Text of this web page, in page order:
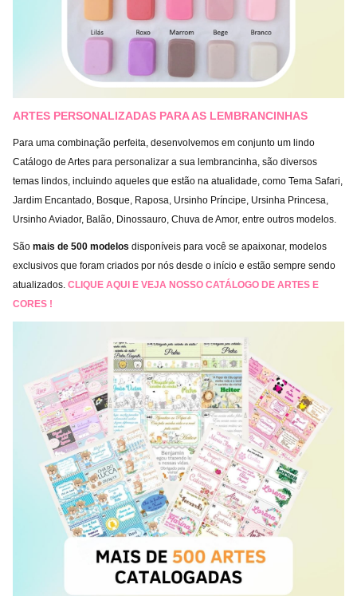
ARTES PERSONALIZADAS PARA AS LEMBRANCINHAS
Para uma combinação perfeita, desenvolvemos em conjunto um lindo
Catálogo de Artes para personalizar a sua lembrancinha, são diversos
temas lindos, incluindo aqueles que estão na atualidade, como Tema Safari,
Jardim Encantado, Bosque, Raposa, Ursinho Príncipe, Ursinha Princesa,
Ursinho Aviador, Balão, Dinossauro, Chuva de Amor, entre outros modelos.
São mais de 500 modelos disponíveis para você se apaixonar, modelos
exclusivos que foram criados por nós desde o início e estão sempre sendo
atualizados. CLIQUE AQUI E VEJA NOSSO CATÁLOGO DE ARTES E
CORES !